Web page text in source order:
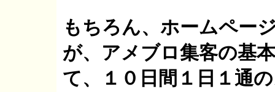
もちろん、ホームペー
が、アメブロ集客の基
て、１０日間１日１通